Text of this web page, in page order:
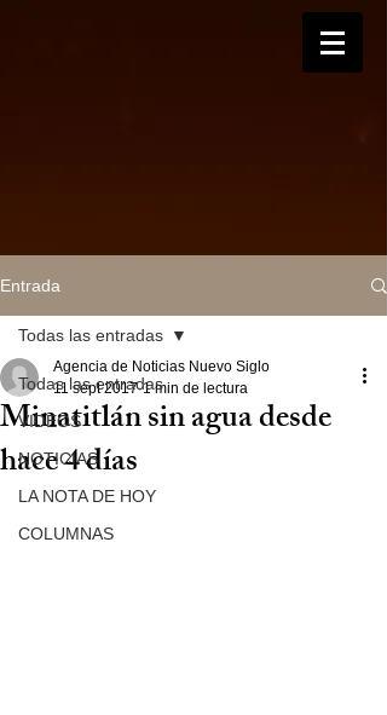
Entrada
Todas las entradas
VIDEOS
NOTICIAS
LA NOTA DE HOY
COLUMNAS
Todas las entradas
Minatitlán sin agua desde
hace 4 días
Agencia de Noticias Nuevo Siglo
11 sept 2017 1 min de lectura